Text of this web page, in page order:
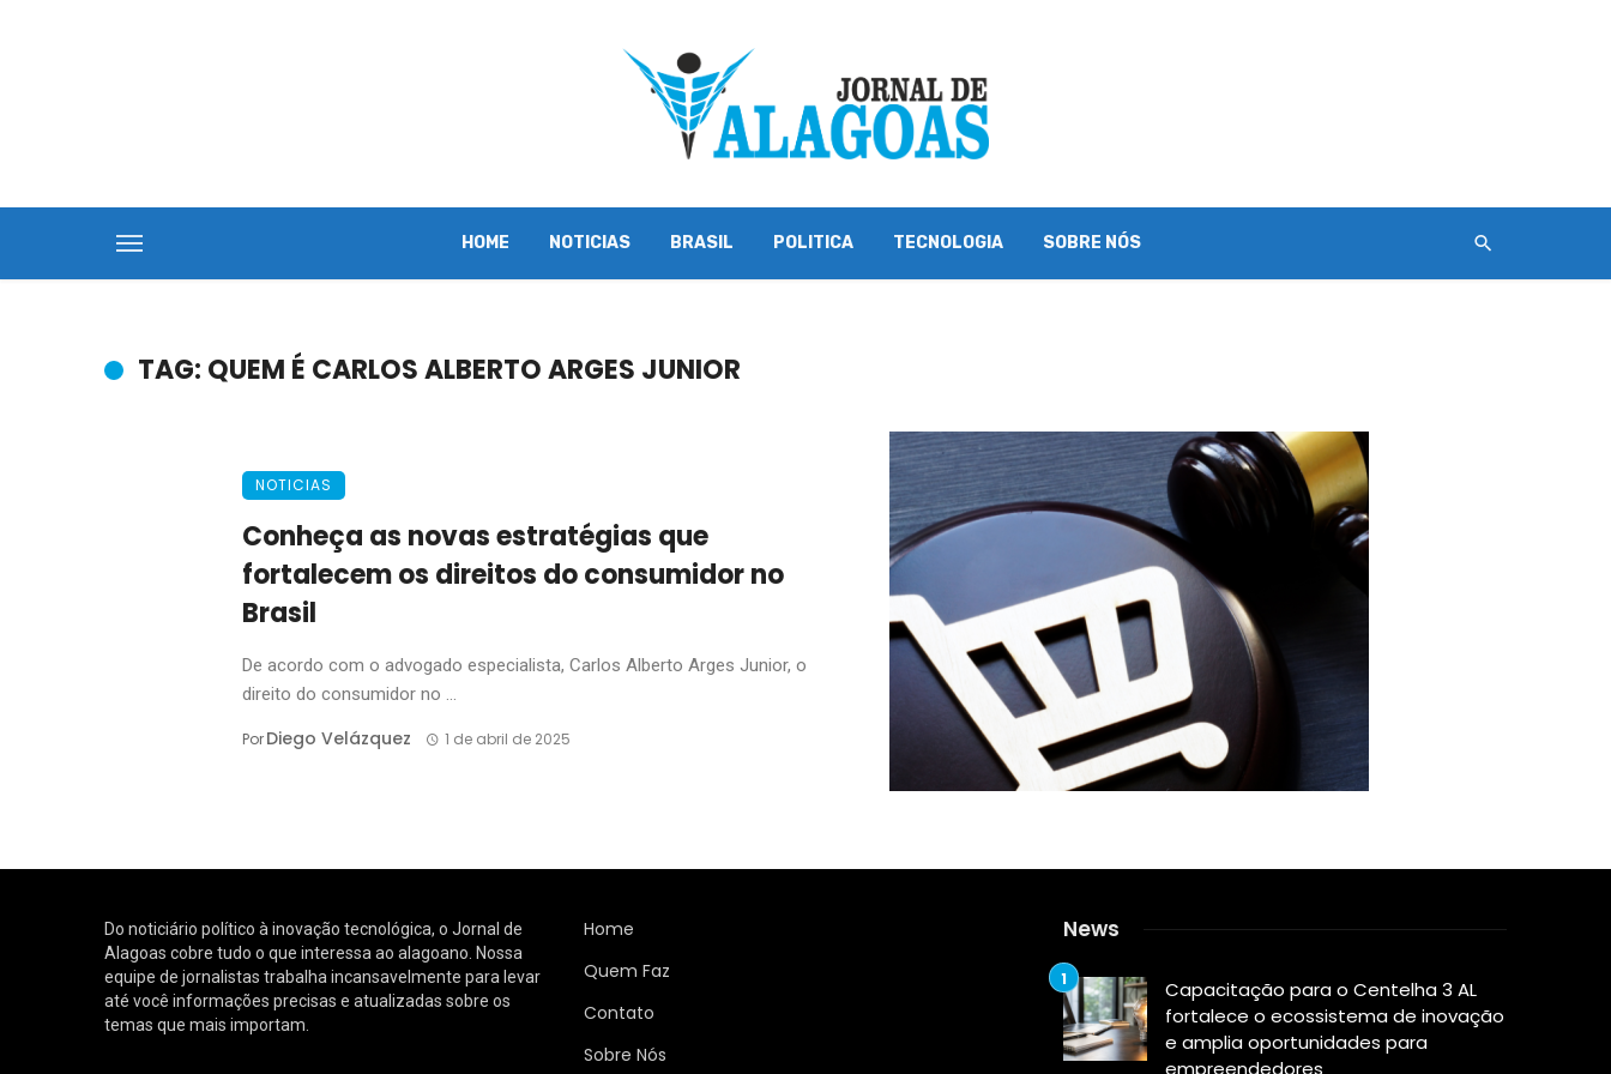
HOME NOTICIAS BRASIL POLITICA TECNOLOGIA SOBRE NÓS
TAG: QUEM É CARLOS ALBERTO ARGES JUNIOR
NOTICIAS
Conheça as novas estratégias que
fortalecem os direitos do consumidor no
Brasil
De acordo com o advogado especialista, Carlos Alberto Arges Junior, o
direito do consumidor no ...
PorDiego Velázquez 1 de abril de 2025
Do noticiário político à inovação tecnológica, o Jornal de
Alagoas cobre tudo o que interessa ao alagoano. Nossa
equipe de jornalistas trabalha incansavelmente para levar
até você informações precisas e atualizadas sobre os
temas que mais importam.
Home
Quem Faz
Contato
Sobre Nós
News
Capacitação para o Centelha 3 AL
fortalece o ecossistema de inovação
e amplia oportunidades para
empreendedores